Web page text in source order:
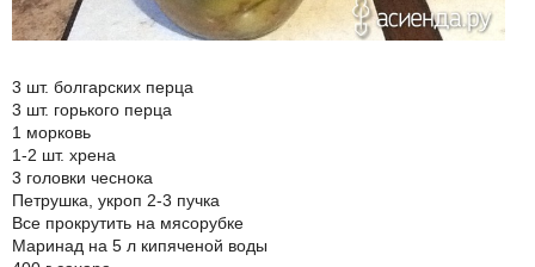
3 шт. болгарских перца
3 шт. горького перца
1 морковь
1-2 шт. хрена
3 головки чеснока
Петрушка, укроп 2-3 пучка
Все прокрутить на мясорубке
Маринад на 5 л кипяченой воды